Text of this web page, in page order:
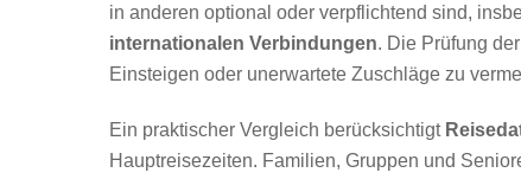
in anderen optional oder verpflichtend sind,
internationalen Verbindungen. Die Prüfung
Einsteigen oder unerwartete Zuschläge zu
Ein praktischer Vergleich berücksichtigt
Hauptreisezeiten. Familien, Gruppen und